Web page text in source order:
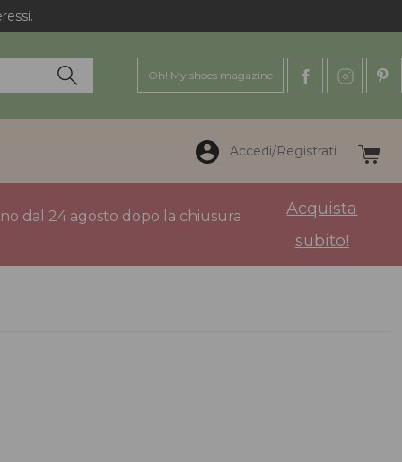
Oh! My shoes magazine
Accedi/Registrati
dal 24 agosto dopo la chiusura
Acquista
subito!